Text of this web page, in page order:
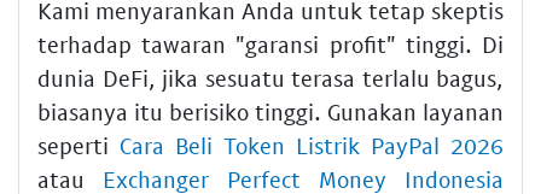
Kami menyarankan Anda untuk tetap skeptis
terhadap tawaran "garansi profit" tinggi. Di
dunia DeFi, jika sesuatu terasa terlalu bagus,
biasanya itu berisiko tinggi. Gunakan layanan
seperti Cara Beli Token Listrik PayPal 2026
atau Exchanger Perfect Money Indonesia